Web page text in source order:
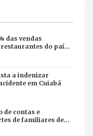
das vendas
do país,
a indenizar
em Cuiabá
de contas e
de familiares de
da PF